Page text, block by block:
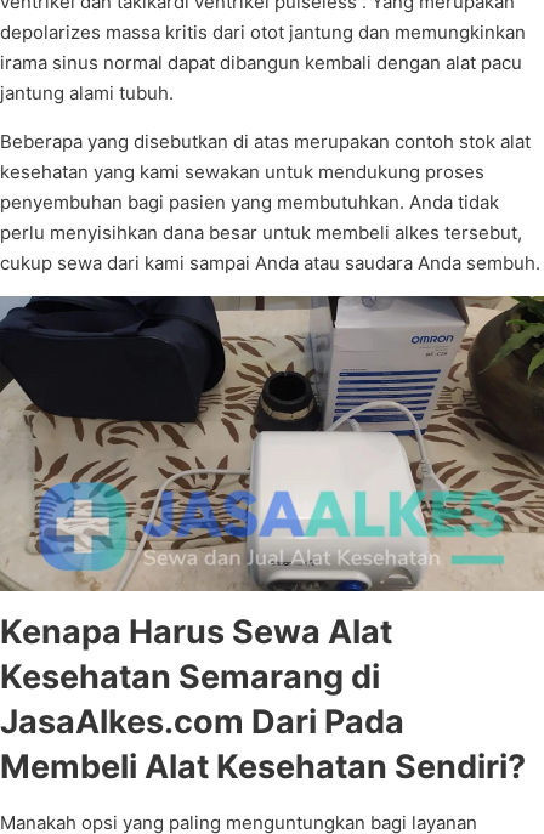
depolarizes massa kritis dari otot jantung dan memungkinkan
irama sinus normal dapat dibangun kembali dengan alat pacu
jantung alami tubuh.
Beberapa yang disebutkan di atas merupakan contoh stok alat
kesehatan yang kami sewakan untuk mendukung proses
penyembuhan bagi pasien yang membutuhkan. Anda tidak
perlu menyisihkan dana besar untuk membeli alkes tersebut,
cukup sewa dari kami sampai Anda atau saudara Anda sembuh.
Kenapa Harus Sewa Alat
Kesehatan Semarang di
JasaAlkes.com Dari Pada
Membeli Alat Kesehatan Sendiri?
Manakah opsi yang paling menguntungkan bagi layanan